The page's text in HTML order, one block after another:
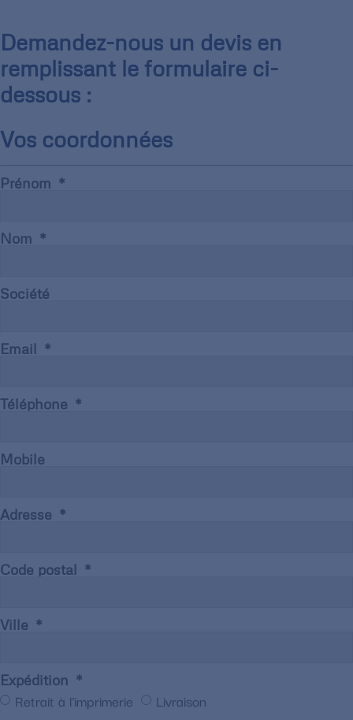
Demandez-nous un devis en
remplissant le formulaire ci-
dessous :
Vos coordonnées
Prénom
Nom
Société
Email
Téléphone
Mobile
Adresse
Code postal
Ville
Expédition
Retrait à l'imprimerie Livraison